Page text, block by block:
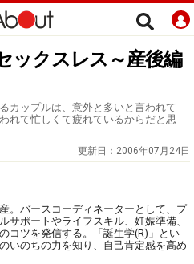
ックスレス～産後編
カップルは、意外と多いと言われて
れて忙しくて疲れているからだと思
更新日： 2006年07月24日
。バースコーディネーターとして、プ
サポートやライフスキル、妊娠準備、
コツを発信する。「誕生学(R)」とい
いのちの力を知り、自己肯定感を高め